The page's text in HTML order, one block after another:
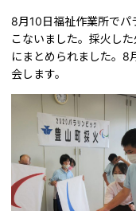
8月10日福祉作業所でパ
こないました。採火し
にまとめられました。
会します。